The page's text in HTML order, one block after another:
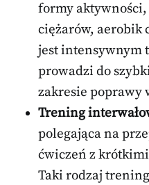
formy
ciężarów, aerobik
jest intensywnym
prowadzi do
zakresie poprawy
Trening
polegająca na
ćwiczeń z
Taki rodzaj